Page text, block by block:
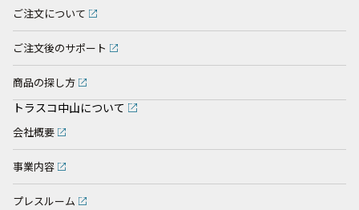
ご注文について
ご注文後のサポート
商品の探し方
トラスコ中山について
会社概要
事業内容
プレスルーム